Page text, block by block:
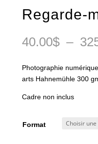
Regarde-
40.00$ –
Photographie
arts Hahnemühle 300
Cadre non inclus
Format